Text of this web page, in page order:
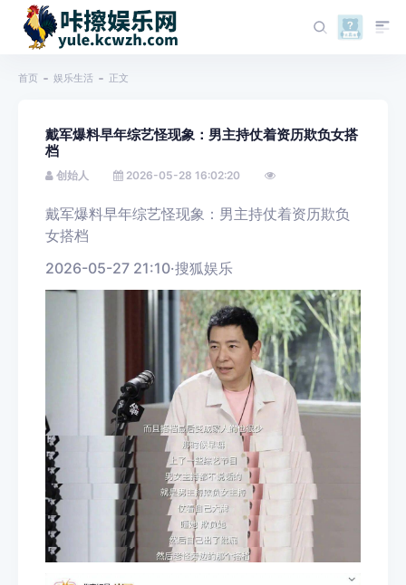
首页 娱乐生活 正文
戴军爆料早年综艺怪现象：男主持仗着资历欺负女搭
档
创始人 2026-05-28 16:02:20
戴军爆料早年综艺怪现象：男主持仗着资历欺负
女搭档
2026-05-27 21:10·搜狐娱乐